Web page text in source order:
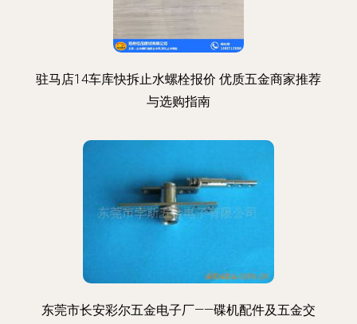
驻马店14车库快拆止水螺栓报价 优质五金商家推荐
与选购指南
东莞市长安彩尔五金电子厂——碟机配件及五金交